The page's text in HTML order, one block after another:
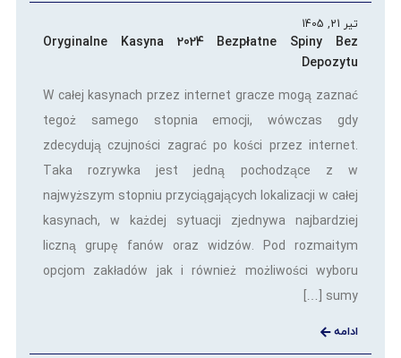
تیر 21, 1405
Oryginalne Kasyna 2024 Bezpłatne Spiny Bez
Depozytu
W całej kasynach przez internet gracze mogą zaznać
tegoż samego stopnia emocji, wówczas gdy
zdecydują czujności zagrać po kości przez internet.
Taka rozrywka jest jedną pochodzące z w
najwyższym stopniu przyciągających lokalizacji w całej
kasynach, w każdej sytuacji zjednywa najbardziej
liczną grupę fanów oraz widzów. Pod rozmaitym
opcjom zakładów jak i również możliwości wyboru
sumy […]
ادامه